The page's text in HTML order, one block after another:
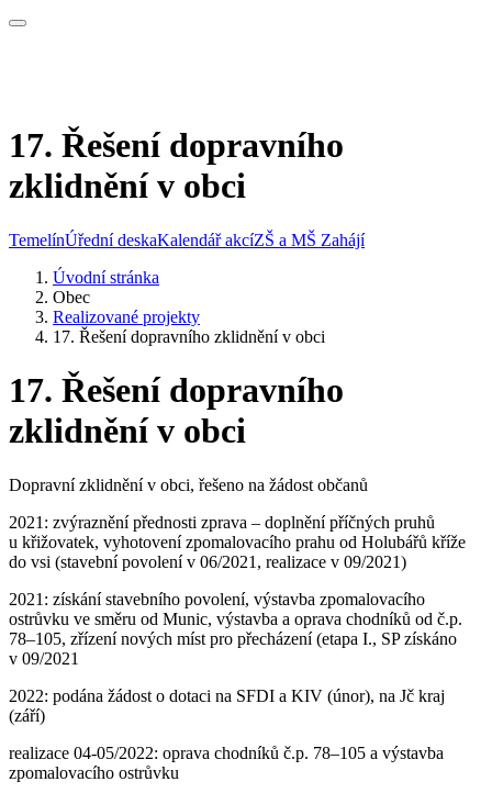
17. Řešení dopravního
zklidnění v obci
TemelínÚřední deskaKalendář akcíZŠ a MŠ Zahájí
Úvodní stránka
Obec
Realizované projekty
17. Řešení dopravního zklidnění v obci
17. Řešení dopravního
zklidnění v obci
Dopravní zklidnění v obci, řešeno na žádost občanů
2021: zvýraznění přednosti zprava – doplnění příčných pruhů
u křižovatek, vyhotovení zpomalovacího prahu od Holubářů kříže
do vsi (stavební povolení v 06/2021, realizace v 09/2021)
2021: získání stavebního povolení, výstavba zpomalovacího
ostrůvku ve směru od Munic, výstavba a oprava chodníků od č.p.
78–105, zřízení nových míst pro přecházení (etapa I., SP získáno
v 09/2021
2022: podána žádost o dotaci na SFDI a KIV (únor), na Jč kraj
(září)
realizace 04-05/2022: oprava chodníků č.p. 78–105 a výstavba
zpomalovacího ostrůvku